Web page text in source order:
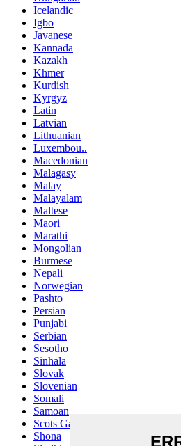
Icelandic
Igbo
Javanese
Kannada
Kazakh
Khmer
Kurdish
Kyrgyz
Latin
Latvian
Lithuanian
Luxembou..
Macedonian
Malagasy
Malay
Malayalam
Maltese
Maori
Marathi
Mongolian
Burmese
Nepali
Norwegian
Pashto
Persian
Punjabi
Serbian
Sesotho
Sinhala
Slovak
Slovenian
Somali
Samoan
Scots Gaelic
Shona